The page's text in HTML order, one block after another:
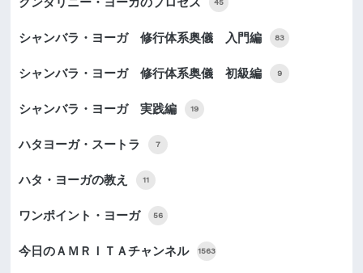
45
シャンバラ・ヨーガ 修行体系奥儀 入門編 83
シャンバラ・ヨーガ 修行体系奥儀 初級編 9
シャンバラ・ヨーガ 実践編 19
ハタヨーガ・スートラ 7
ハタ・ヨーガの教え 11
ワンポイント・ヨーガ 56
今日のＡＭＲＩＴＡチャンネル 1563